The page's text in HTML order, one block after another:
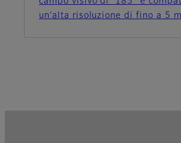
un’alta risoluzione di fino a 5